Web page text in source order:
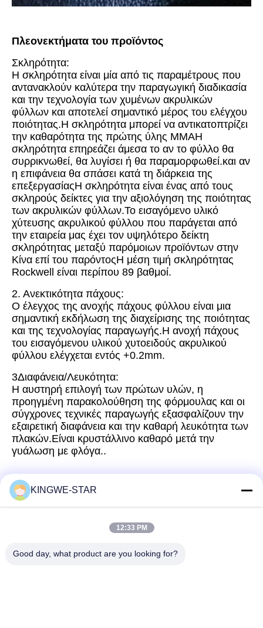
Πλεονεκτήματα του προϊόντος
Σκληρότητα:
Η σκληρότητα είναι μία από τις παραμέτρους που
αντανακλούν καλύτερα την παραγωγική διαδικασία
και την τεχνολογία των χυμένων ακρυλικών
φύλλων και αποτελεί σημαντικό μέρος του ελέγχου
ποιότητας.Η σκληρότητα μπορεί να αντικατοπτρίζει
την καθαρότητα της πρώτης ύλης MMAΗ
σκληρότητα επηρεάζει άμεσα το αν το φύλλο θα
συρρικνωθεί, θα λυγίσει ή θα παραμορφωθεί.και αν
η επιφάνεια θα σπάσει κατά τη διάρκεια της
επεξεργασίαςΗ σκληρότητα είναι ένας από τους
σκληρούς δείκτες για την αξιολόγηση της ποιότητας
των ακρυλικών φύλλων.Το εισαγόμενο υλικό
χύτευσης ακρυλικού φύλλου που παράγεται από
την εταιρεία μας έχει τον υψηλότερο δείκτη
σκληρότητας μεταξύ παρόμοιων προϊόντων στην
Κίνα επί του παρόντοςΗ μέση τιμή σκληρότητας
Rockwell είναι περίπου 89 βαθμοί.
2. Ανεκτικότητα πάχους:
Ο έλεγχος της ανοχής πάχους φύλλου είναι μια
σημαντική εκδήλωση της διαχείρισης της ποιότητας
και της τεχνολογίας παραγωγής.Η ανοχή πάχους
του εισαγόμενου υλικού χυτοειδούς ακρυλικού
φύλλου ελέγχεται εντός +0.2mm.
3Διαφάνεια/Λευκότητα:
Η αυστηρή επιλογή των πρώτων υλών, η
προηγμένη παρακολούθηση της φόρμουλας και οι
σύγχρονες τεχνικές παραγωγής εξασφαλίζουν την
εξαιρετική διαφάνεια και την καθαρή λευκότητα των
πλακών.Είναι κρυστάλλινο καθαρό μετά την
γυάλωση με φλόγα..
Ο όροφος 4, κτίριο 4, βιομηχανική ζώνη Xintang, Baishixia,
KINGWE-STAR
12:33 PM
Good day, what product are you looking for?